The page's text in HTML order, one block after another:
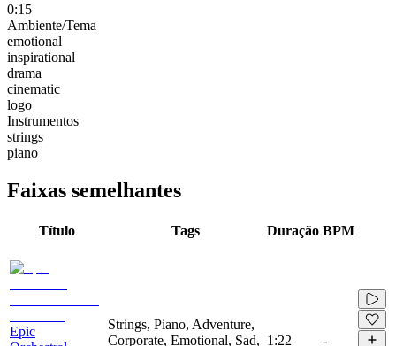
0:15
Ambiente/Tema
emotional
inspirational
drama
cinematic
logo
Instrumentos
strings
piano
Faixas semelhantes
Título Tags Duração BPM
Epic
Strings, Piano, Adventure,
Corporate, Emotional, Sad, 1:22 -